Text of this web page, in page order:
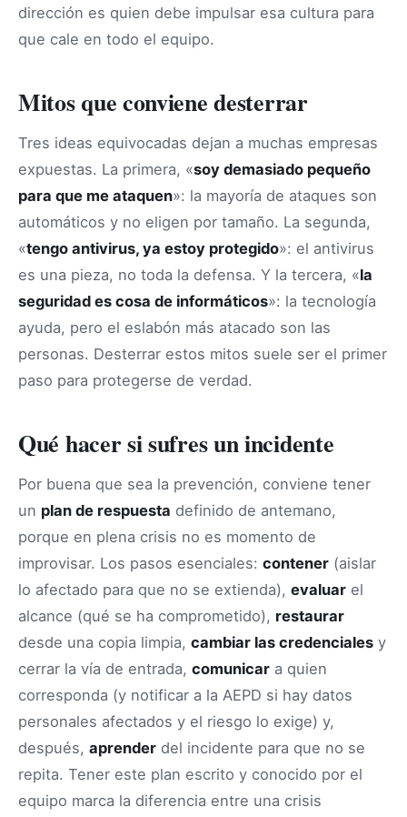
dirección es quien debe impulsar esa cultura para
que cale en todo el equipo.
Mitos que conviene desterrar
Tres ideas equivocadas dejan a muchas empresas
expuestas. La primera, «soy demasiado pequeño
para que me ataquen»: la mayoría de ataques son
automáticos y no eligen por tamaño. La segunda,
«tengo antivirus, ya estoy protegido»: el antivirus
es una pieza, no toda la defensa. Y la tercera, «la
seguridad es cosa de informáticos»: la tecnología
ayuda, pero el eslabón más atacado son las
personas. Desterrar estos mitos suele ser el primer
paso para protegerse de verdad.
Qué hacer si sufres un incidente
Por buena que sea la prevención, conviene tener
un plan de respuesta definido de antemano,
porque en plena crisis no es momento de
improvisar. Los pasos esenciales: contener (aislar
lo afectado para que no se extienda), evaluar el
alcance (qué se ha comprometido), restaurar
desde una copia limpia, cambiar las credenciales y
cerrar la vía de entrada, comunicar a quien
corresponda (y notificar a la AEPD si hay datos
personales afectados y el riesgo lo exige) y,
después, aprender del incidente para que no se
repita. Tener este plan escrito y conocido por el
equipo marca la diferencia entre una crisis